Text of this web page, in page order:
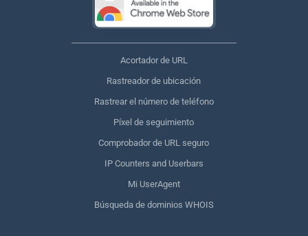
Acortador de URL
Rastreador de ubicación
Rastrear el número de teléfono
Píxel de seguimiento
Comprobador de URL seguro
IP Counters and Userbars
Mi UserAgent
Búsqueda de dominios WHOIS